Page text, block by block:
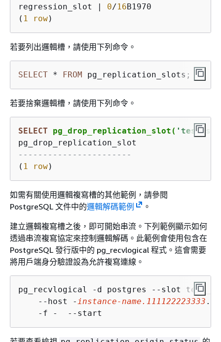
regression_slot
| 0/16B1970
( 1 row)
若要列出邏輯槽，請使用下列命令。
SELECT * FROM pg_replication_slots;
若要捨棄邏輯槽，請使用下列命令。
SELECT pg_drop_replication_slot(
-----------------------
( 1 row)
如需有關使用邏輯複寫槽的其他範例，請參閱
PostgreSQL 文件中的邏輯解碼範例
。
建立邏輯複寫槽之後，即可開始串流。下列範例顯示如何
透過串流複寫協定來控制邏輯解碼。此範例會使用包含在
PostgreSQL 發行版中的 pg_recvlogical 程式。這會需要
將用戶端身分驗證設為允許複寫連線。
pg_recvlogical -d postgres --slot
    --host -
instance-name.111122223333 .
    -f -  --start